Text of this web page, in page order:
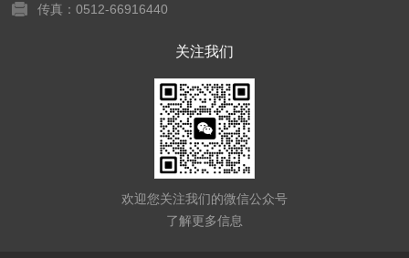
传真：0512-66916440
关注我们
欢迎您关注我们的微信公众号
了解更多信息